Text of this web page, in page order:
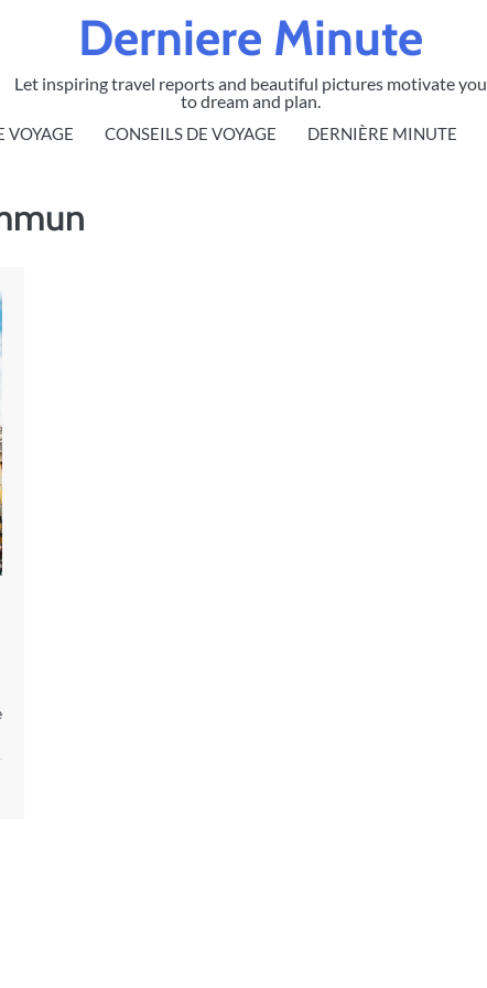
Derniere Minute
Let inspiring travel reports and beautiful pictures motivate you
to dream and plan.
VOYAGE CONSEILS DE VOYAGE DERNIÈRE MINUTE